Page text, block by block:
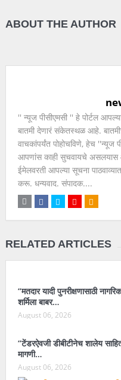
ABOUT THE AUTHOR
'' न्यूज पीसीएमसी '' हे पोर्टल
बातमी देणारं संकेतस्थळ आहे.
वाचकांपर्यंत पोहोचविणे, हेच
आपणांस काही सुचवायचे
ईमेलवरती आपल्या सूचना
करू. धन्यवाद. संपादक....
RELATED ARTICLES
“मतदार यादी पुनरीक्षणासाठी
शर्मिला बाबर…
August 06, 2026
“टेंडरऐवजी डीबीटीनेच शालेय
मागणी…
August 06, 2026